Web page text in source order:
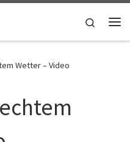
Search
Wetter – Video